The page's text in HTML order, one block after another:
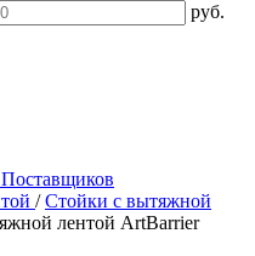
руб.
/Стойки с вытяжной
лентой ArtBarrier